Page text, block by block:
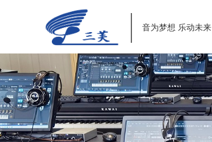
音为梦想 乐动未来